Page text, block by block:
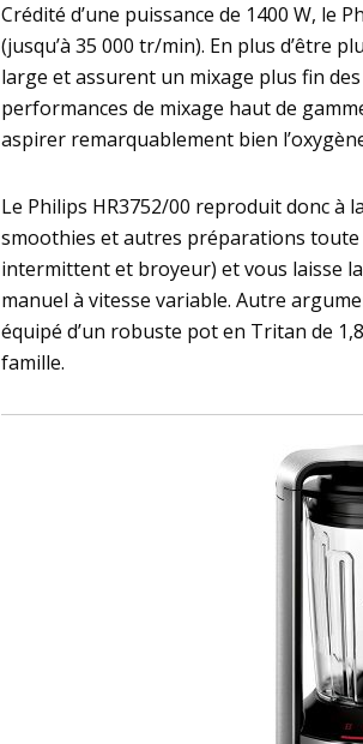
Crédité d’une puissance de 1400 W, le
(jusqu’à 35 000 tr/min). En plus d’être
large et assurent un mixage plus fin
performances de mixage haut de
aspirer remarquablement bien
Le Philips HR3752/00 reproduit donc à
smoothies et autres préparations
intermittent et broyeur) et vous laisse
manuel à vitesse variable. Autre
équipé d’un robuste pot en Tritan de
famille.